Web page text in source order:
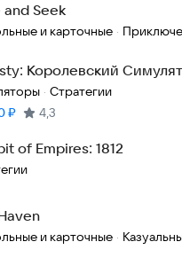
and Seek
и карточные ·
Королевский
· Стратегии
₽ 4,3
of Empires: 1812
и карточные ·